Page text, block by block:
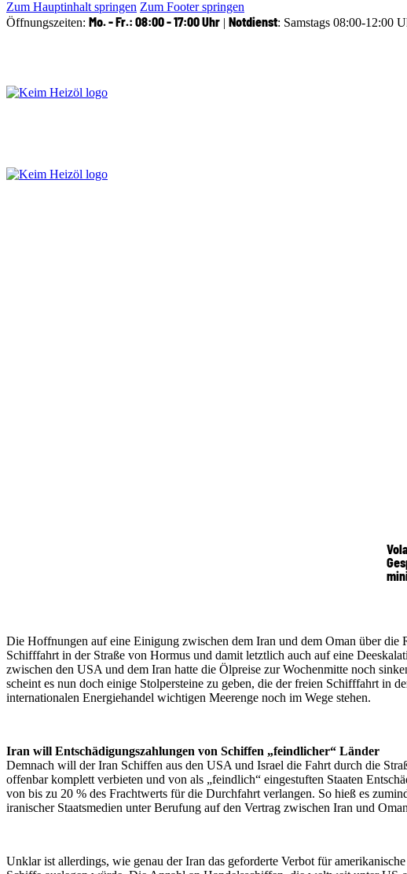
Zum Hauptinhalt springen Zum Footer springen
Öffnungszeiten: Mo. - Fr.: 08:00 - 17:00 Uhr | Notdienst: Samstags 08:00-12:00
Die Hoffnungen auf eine Einigung zwischen dem Iran und dem Oman über die
Schifffahrt in der Straße von Hormus und damit letztlich auch auf eine
zwischen den USA und dem Iran hatte die Ölpreise zur Wochenmitte noch
scheint es nun doch einige Stolpersteine zu geben, die der freien Schifffahrt in
internationalen Energiehandel wichtigen Meerenge noch im Wege stehen.
Iran will Entschädigungszahlungen von Schiffen „feindlicher“ Länder
Demnach will der Iran Schiffen aus den USA und Israel die Fahrt durch die
offenbar komplett verbieten und von als „feindlich“ eingestuften Staaten
von bis zu 20 % des Frachtwerts für die Durchfahrt verlangen. So hieß es
iranischer Staatsmedien unter Berufung auf den Vertrag zwischen Iran und
Unklar ist allerdings, wie genau der Iran das geforderte Verbot für